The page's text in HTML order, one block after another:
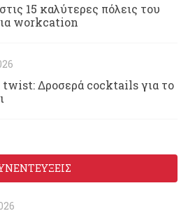
15 καλύτερες πόλεις του
workcation
twist: Δροσερά cocktails για το